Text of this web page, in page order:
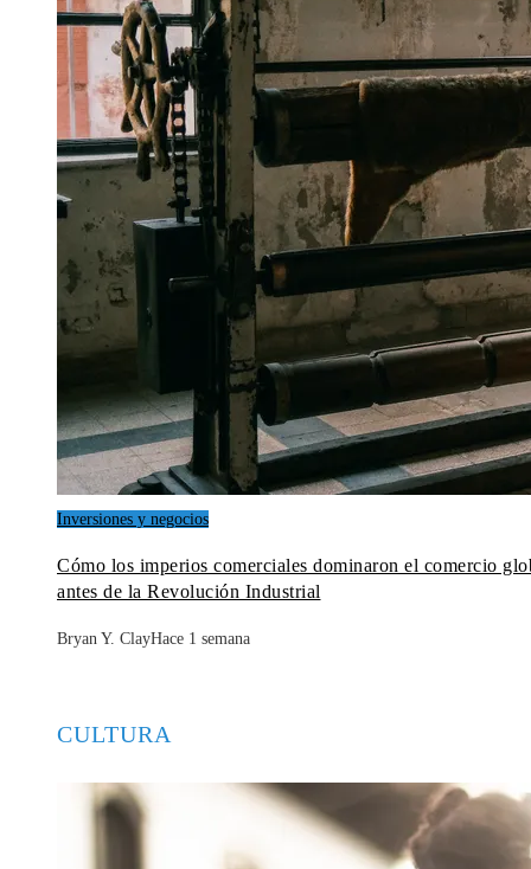
Inversiones y negocios
Cómo los imperios comerciales dominaron el comercio
antes de la Revolución Industrial
Bryan Y. ClayHace 1 semana
CULTURA